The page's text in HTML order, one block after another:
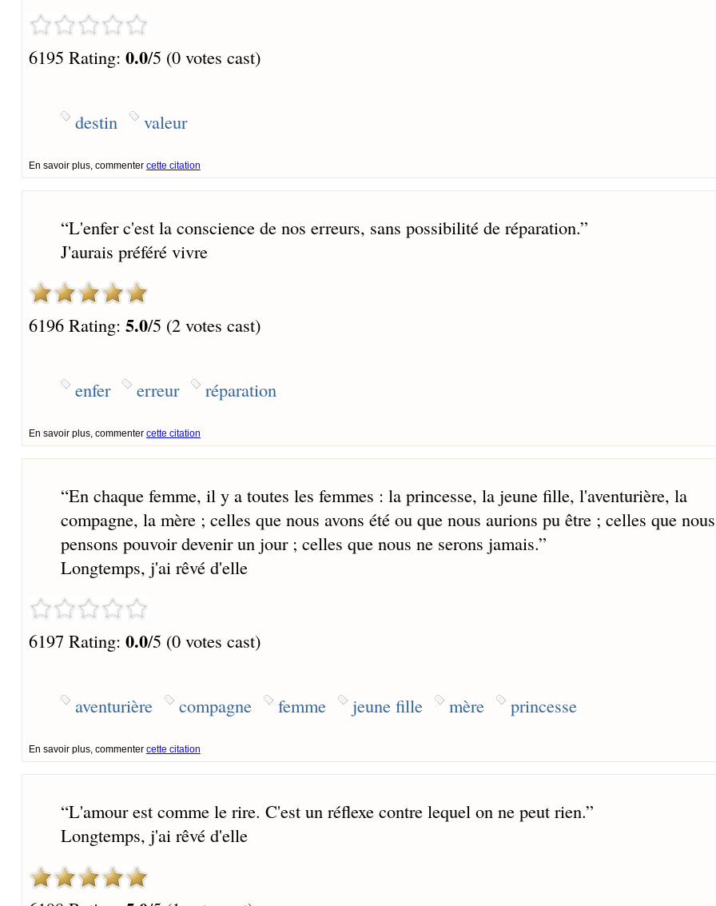
6195 Rating: 0.0/5 (0 votes cast)
destin valeur
En savoir plus, commenter cette citation
“L'enfer c'est la conscience de nos erreurs, sans possibilité de réparation.”
J'aurais préféré vivre
6196 Rating: 5.0/5 (2 votes cast)
enfer erreur réparation
En savoir plus, commenter cette citation
“En chaque femme, il y a toutes les femmes : la princesse, la jeune fille, l'aventurière, la
compagne, la mère ; celles que nous avons été ou que nous aurions pu être ; celles que nous
pensons pouvoir devenir un jour ; celles que nous ne serons jamais.”
Longtemps, j'ai rêvé d'elle
6197 Rating: 0.0/5 (0 votes cast)
aventurière compagne femme jeune fille mère princesse
En savoir plus, commenter cette citation
“L'amour est comme le rire. C'est un réflexe contre lequel on ne peut rien.”
Longtemps, j'ai rêvé d'elle